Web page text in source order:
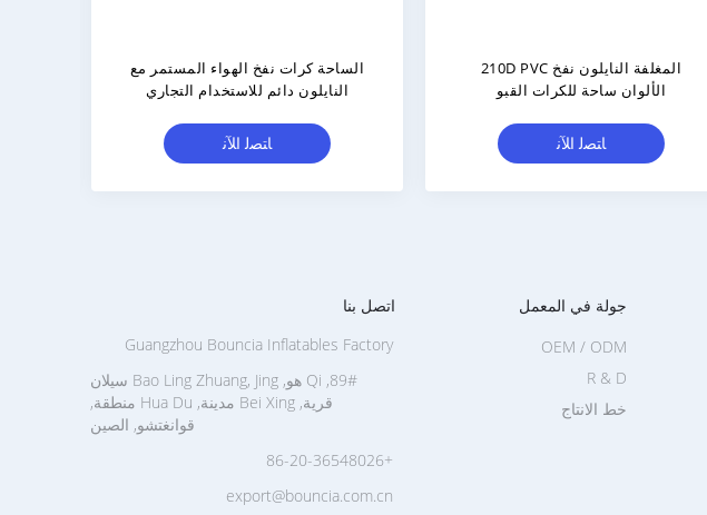
انفصال نفخ حقول الألوان مع نايلون
متين الموضوع
ﺎﺘﺼﻟ ﺍﻶﻧ
30mL * 18mW * 8mH محكم نفخ
الألوان الميدان للبيع
ﺎﺘﺼﻟ ﺍﻶﻧ
جولة في المعمل
خط الانتاج
OEM / ODM
R & D
اتصل بنا
Guangzhou Bouncia Inflatables Factory
89#, Qi هو, Bao Ling Zhuang, Jing سيلان
قرية, Bei Xing مدينة, Hua Du منطقة,
قوانغتشو, الصين
+86-20-36548026
export@bouncia.com.cn